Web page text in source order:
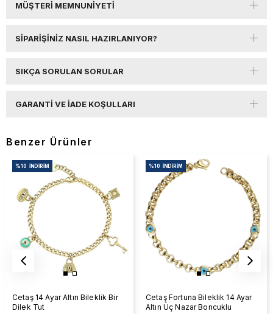
MÜŞTERI MEMNUNIYETI
SIPARIŞINIZ NASIL HAZIRLANIYOR?
SIKÇA SORULAN SORULAR
GARANTI VE İADE KOŞULLARI
Benzer Ürünler
Cetaş 14 Ayar Altın Bileklik Bir
Dilek Tut
%10 İNDIRIM
Cetaş Fortuna Bileklik 14 Ayar
Altın Üç Nazar Boncuklu
%10 İNDIRIM